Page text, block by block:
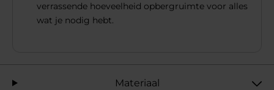
verrassende hoeveelheid opbergruimte voor alles
wat je nodig hebt.
Materiaal